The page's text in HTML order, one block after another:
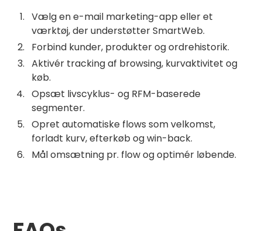
Vælg en e-mail marketing-app eller et
værktøj, der understøtter SmartWeb.
Forbind kunder, produkter og ordrehistorik.
Aktivér tracking af browsing, kurvaktivitet og
køb.
Opsæt livscyklus- og RFM-baserede
segmenter.
Opret automatiske flows som velkomst,
forladt kurv, efterkøb og win-back.
Mål omsætning pr. flow og optimér løbende.